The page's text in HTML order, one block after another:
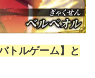
トルゲーム】と